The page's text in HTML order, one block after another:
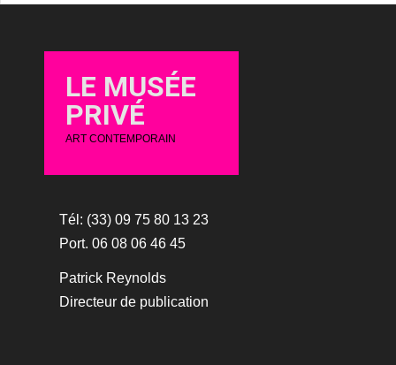
LE MUSÉE
PRIVÉ
ART CONTEMPORAIN
Tél: (33) 09 75 80 13 23
Port. 06 08 06 46 45
Patrick Reynolds
Directeur de publication